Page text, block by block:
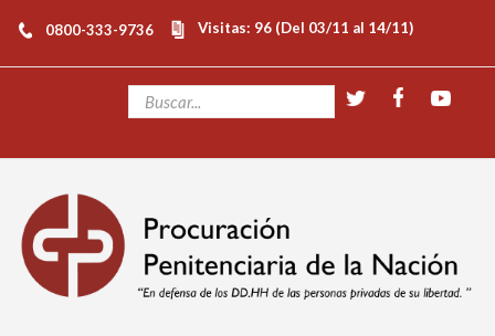
0800-333-9736 Visitas: 96 (Del 03/11 al 14/11)